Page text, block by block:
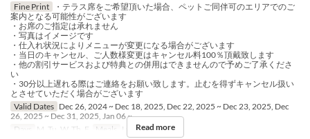
Fine Print
・テラス席をご希望頂いた場合、ペットご同伴可のエリアでのご
案内となる可能性がございます
・お席のご指定は承れません
・写真はイメージです
・仕入れ状況によりメニューが変更になる場合がございます
・当日のキャンセル、ご人数様変更はキャンセル料100％頂戴致します
・他の割引サービスおよび特典との併用はできませんので予めご了承くださ
い
・30分以上遅れる際はご連絡をお願い致します。止むを得ずキャンセル扱い
とさせていただく場合がございます
Valid Dates Dec 26, 2024 ~ Dec 18, 2025, Dec 22, 2025 ~ Dec 23, 2025, Dec
26, 2025 ~ Dec 31, 2025, Jan 06 ~
Days
M, Tu, W, Th, F Meals Lunch, Tea
Read more